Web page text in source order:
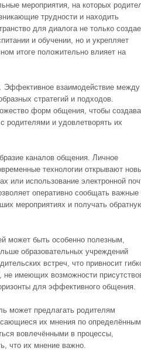
мероприятия, на которых
трудности и находить
для диалога не только
и обучении, но и укрепляет
итоге положительно влияет на
Эффективное взаимодействие между
стратегий и подходов.
форм общения, чтобы
родителями и удовлетворять их
каналов общения. Личное
технологии открывают
или использование электронной
оперативно сообщать важные
мероприятиях и получать
может быть особенно полезным,
образовательных учреждений
встреч, что привносит
не имеющих возможности
для эффективного общения.
может предлагать родителям
их мнения по определённым
вовлечёнными в процессы,
что их мнение важно.